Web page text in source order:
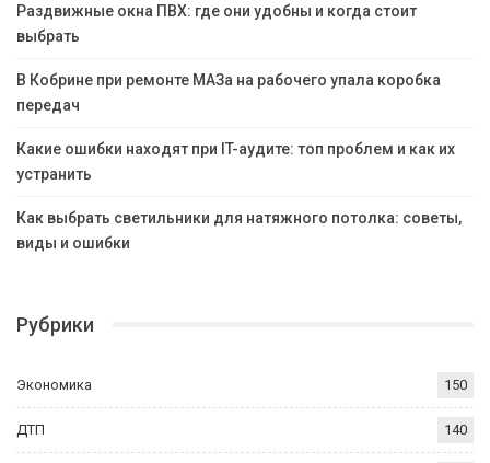
Раздвижные окна ПВХ: где они удобны и когда стоит
выбрать
В Кобрине при ремонте МАЗа на рабочего упала коробка
передач
Какие ошибки находят при IT-аудите: топ проблем и как их
устранить
Как выбрать светильники для натяжного потолка: советы,
виды и ошибки
Рубрики
Экономика 150
ДТП 140